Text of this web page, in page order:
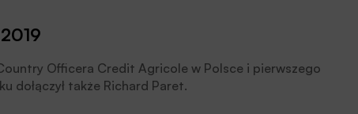
Officera Credit Agricole w Polsce i pierwszego
dołączył także Richard Paret.